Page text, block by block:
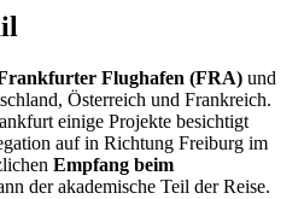
Flughafen (FRA) und
Österreich und Frankreich.
einige Projekte besichtigt
auf in Richtung Freiburg im
Empfang beim
der akademische Teil der Reise.